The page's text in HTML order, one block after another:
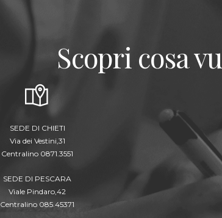
Scopri cosa
SEDE DI CHIETI
Via dei Vestini,31
Centralino 0871.3551
SEDE DI PESCARA
Viale Pindaro,42
Centralino 085.45371